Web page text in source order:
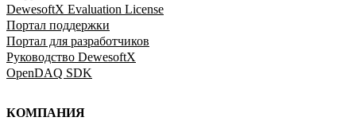
DewesoftX Evaluation License
Портал поддержки
Портал для разработчиков
Руководство DewesoftX
OpenDAQ SDK
КОМПАНИЯ